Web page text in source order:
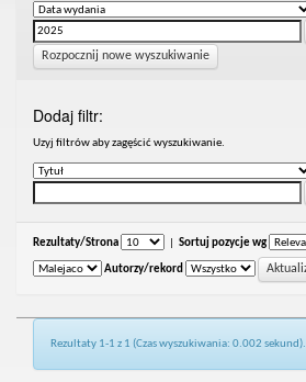
Rozpocznij nowe wyszukiwanie
Dodaj filtr:
Uzyj filtrów aby zagęścić wyszukiwanie.
Rezultaty/Strona Sortuj pozycje wg
Autorzy/rekord
Rezultaty 1-1 z 1 (Czas wyszukiwania: 0.002 sekund).